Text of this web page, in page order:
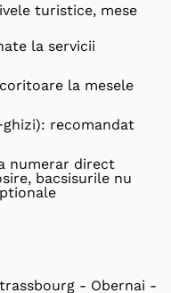
turistice, mese
la servicii
la mesele
recomandat
numerar direct
bacsisurile nu
- Obernai -